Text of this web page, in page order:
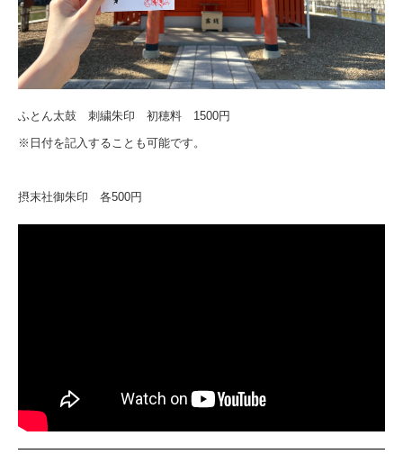
ふとん太鼓 刺繍朱印 初穂料 1500円
※日付を記入することも可能です。
摂末社御朱印 各500円